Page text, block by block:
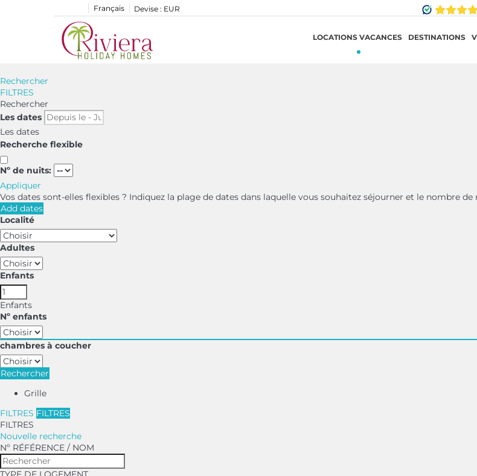
Français Devise : EUR
LOCATIONS VACANCES DESTINATIONS
Rechercher
FILTRES
Rechercher
Les dates
Les dates
Recherche flexible
Nº de nuits:
Appliquer
Vos dates sont-elles flexibles ? Indiquez la plage de dates dans laquelle vous souhaitez séjourner et le nombre
Add dates
Localité
Adultes
Enfants
Enfants
Nº enfants
chambres à coucher
Rechercher
Grille
FILTRES FILTRES
FILTRES
Nouvelle recherche
Nº RÉFÉRENCE / NOM